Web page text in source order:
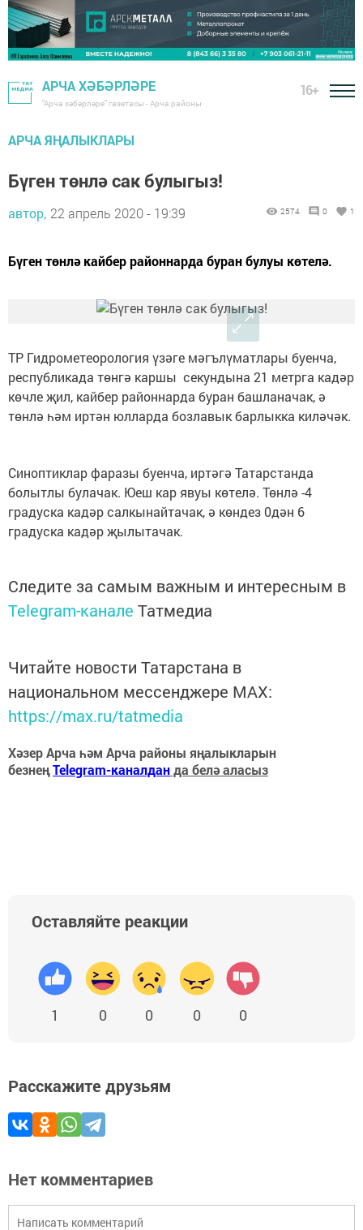
АРЧА ХӘБӘРЛӘРЕ
"Арча хәбәрләре" газетасы - Арча районы
16+
АРЧА ЯҢАЛЫКЛАРЫ
Бүген төнлә сак булыгыз!
автор, 22 апрель 2020 - 19:39 2574 0 1
Бүген төнлә кайбер районнарда буран булуы көтелә.
ТР Гидрометеорология үзәге мәгълүматлары буенча,
республикада төнгә каршы секундына 21 метрга кадәр
көчле җил, кайбер районнарда буран башланачак, ә
төнлә һәм иртән юлларда бозлавык барлыкка киләчәк.
Синоптиклар фаразы буенча, иртәгә Татарстанда
болытлы булачак. Юеш кар явуы көтелә. Төнлә -4
градуска кадәр салкынайтачак, ә көндез 0дән 6
градуска кадәр җылытачак.
Следите за самым важным и интересным в
Telegram-канале Татмедиа
Читайте новости Татарстана в
национальном мессенджере MАХ:
https://max.ru/tatmedia
Хәзер Арча һәм Арча районы яңалыкларын
безнеңTelegram-каналданда белә аласыз
Оставляйте реакции
1 0 0 0 0
Расскажите друзьям
Нет комментариев